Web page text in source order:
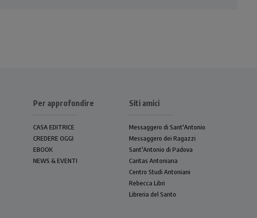
Per approfondire
CASA EDITRICE
CREDERE OGGI
EBOOK
NEWS & EVENTI
Siti amici
Messaggero di Sant'Antonio
Messaggero dei Ragazzi
Sant'Antonio di Padova
Caritas Antoniana
Centro Studi Antoniani
Rebecca Libri
Libreria del Santo